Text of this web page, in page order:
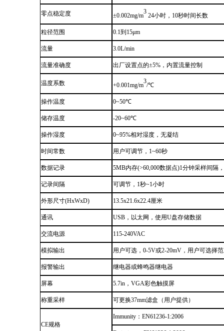
零点稳定度 ±0.002mg/m
3
24小时 ， 10秒时间长数
粒径范围 0.1到15μm
流量 3.0L/min
流量准确度 出厂设置点的±5%，内置流量控制
温度系数 +0.001mg/m
3
/℃
操作温度 0~50℃
储存温度 -20~60℃
操作湿度 0~95%相对湿度，无凝结
时间常数 用户可调节，1~60秒
数据记录 5MB内存(>60,000数据点)1分钟采样间隔
记录间隔 可调节，1秒~1小时
外形尺寸(HxWxD) 13.5x21.6x22.4厘米
通讯 USB，以太网，使用U盘存储数据
交流电源 115-240VAC
模拟输出 用户可选，0-5V或2-20mV，用户可选择
报警输出 继电器或蜂鸣器继电器
屏幕 5.7in，VGA彩色触摸屏
称重采样 可更换37mm滤盒 （ 用户提供）
CE规格
Immunity ：EN61236-1:2006